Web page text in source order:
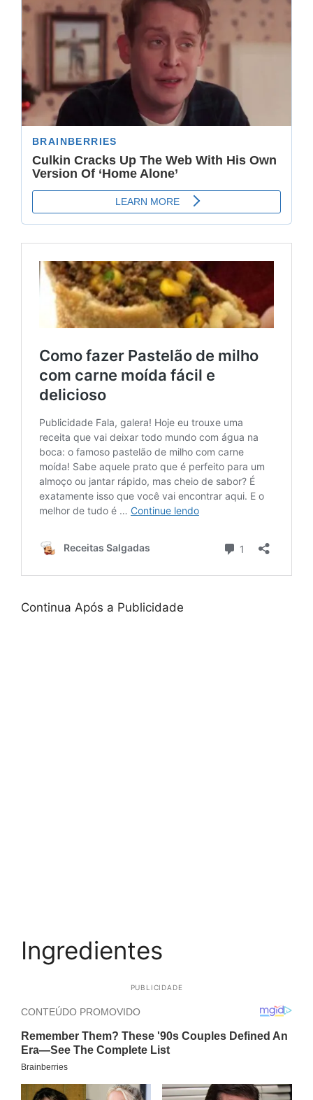
Continua Após a Publicidade
Ingredientes
PUBLICIDADE